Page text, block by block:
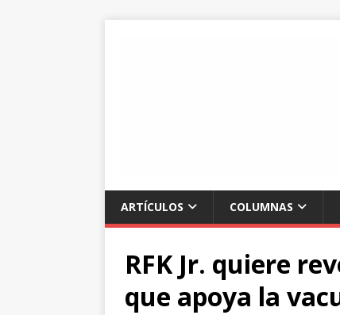
ARTÍCULOS COLUMNAS
RFK Jr. quiere
que apoya la